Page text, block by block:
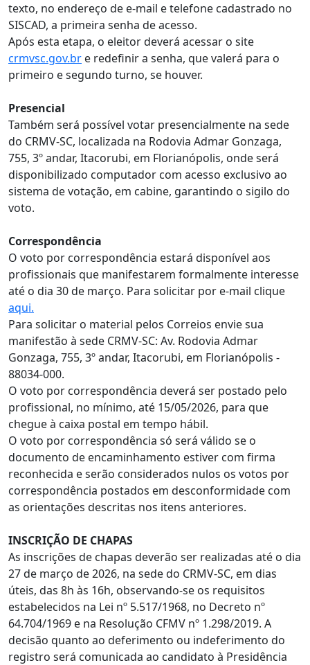
texto, no endereço de e-mail e telefone cadastrado no
SISCAD, a primeira senha de acesso.
Após esta etapa, o eleitor deverá acessar o site
crmvsc.gov.br e redefinir a senha, que valerá para o
primeiro e segundo turno, se houver.
Presencial
Também será possível votar presencialmente na sede
do CRMV-SC, localizada na Rodovia Admar Gonzaga,
755, 3º andar, Itacorubi, em Florianópolis, onde será
disponibilizado computador com acesso exclusivo ao
sistema de votação, em cabine, garantindo o sigilo do
voto.
Correspondência
O voto por correspondência estará disponível aos
profissionais que manifestarem formalmente interesse
até o dia 30 de março. Para solicitar por e-mail clique
aqui.
Para solicitar o material pelos Correios envie sua
manifestão à sede CRMV-SC: Av. Rodovia Admar
Gonzaga, 755, 3º andar, Itacorubi, em Florianópolis -
88034-000.
O voto por correspondência deverá ser postado pelo
profissional, no mínimo, até 15/05/2026, para que
chegue à caixa postal em tempo hábil.
O voto por correspondência só será válido se o
documento de encaminhamento estiver com firma
reconhecida e serão considerados nulos os votos por
correspondência postados em desconformidade com
as orientações descritas nos itens anteriores.
INSCRIÇÃO DE CHAPAS
As inscrições de chapas deverão ser realizadas até o dia
27 de março de 2026, na sede do CRMV-SC, em dias
úteis, das 8h às 16h, observando-se os requisitos
estabelecidos na Lei nº 5.517/1968, no Decreto nº
64.704/1969 e na Resolução CFMV nº 1.298/2019. A
decisão quanto ao deferimento ou indeferimento do
registro será comunicada ao candidato à Presidência